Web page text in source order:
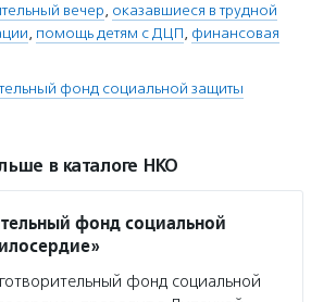
вечер, оказавшиеся в трудной
, помощь детям с ДЦП, финансовая
фонд социальной защиты
в каталоге НКО
фонд социальной
фонд социальной